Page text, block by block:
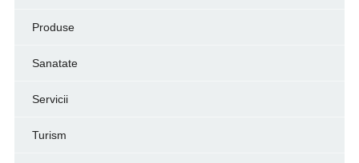
Produse
Sanatate
Servicii
Turism